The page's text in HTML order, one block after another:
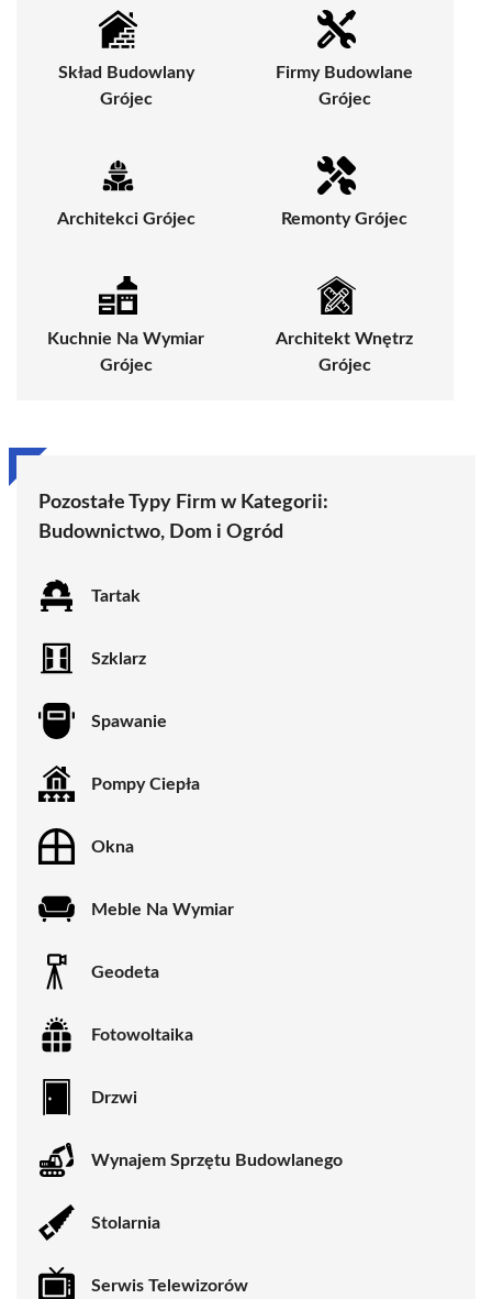
Skład Budowlany
Grójec
Firmy Budowlane
Grójec
Architekci Grójec Remonty Grójec
Kuchnie Na Wymiar
Grójec
Architekt Wnętrz
Grójec
Pozostałe Typy Firm w Kategorii:
Budownictwo, Dom i Ogród
Tartak
Szklarz
Spawanie
Pompy Ciepła
Okna
Meble Na Wymiar
Geodeta
Fotowoltaika
Drzwi
Wynajem Sprzętu Budowlanego
Stolarnia
Serwis Telewizorów